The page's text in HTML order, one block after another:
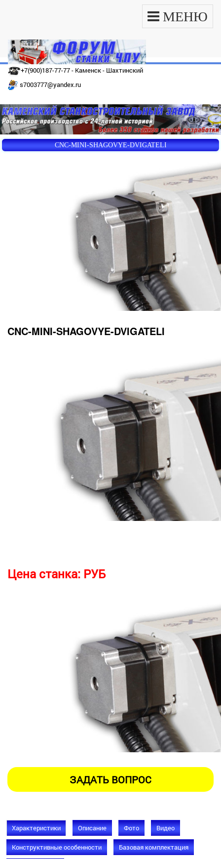
МЕНЮ
+7(900)187-77-77 - Каменск - Шахтинский
s7003777@yandex.ru
CNC-MINI-SHAGOVYE-DVIGATELI
CNC-MINI-SHAGOVYE-DVIGATELI
Цена станка: РУБ
Характеристики Описание Фото Видео
Конструктивные особенности Базовая комплектация